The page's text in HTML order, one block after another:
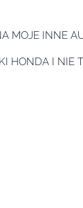
MOJE INNE
HONDA I NIE